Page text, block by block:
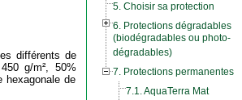
différents de
g/m², 50%
hexagonale de
5. Choisir sa protection
6. Protections dégradables
(biodégradables ou photo-
dégradables)
7. Protections permanentes
7.1. AquaTerra Mat